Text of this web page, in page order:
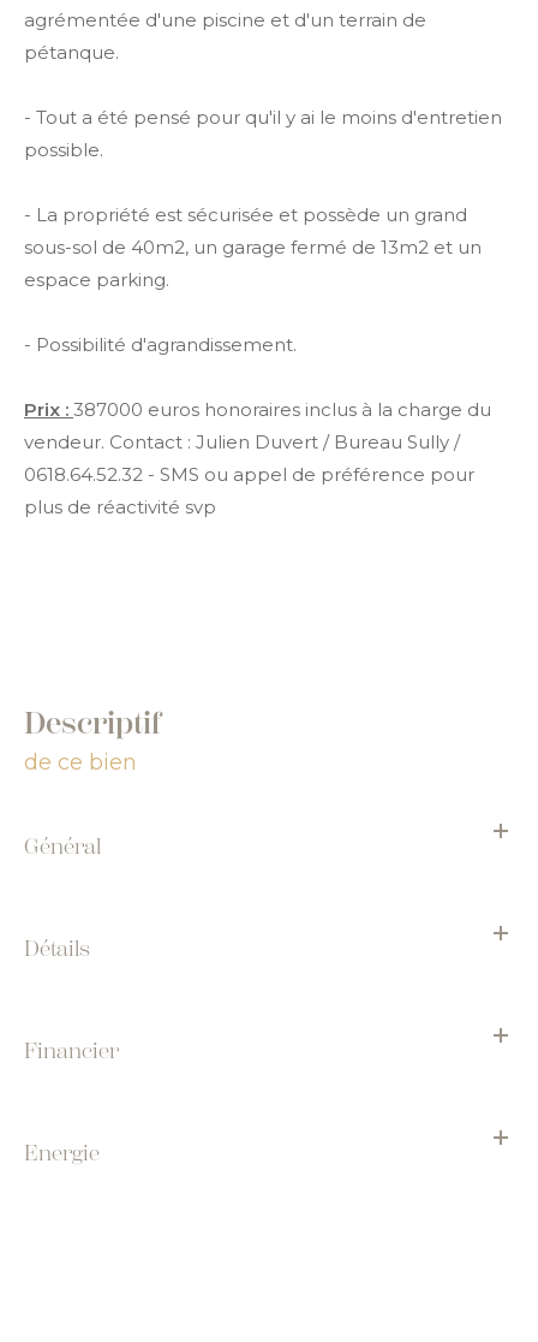
agrémentée d'une piscine et d'un terrain de
pétanque.
- Tout a été pensé pour qu'il y ai le moins d'entretien
possible.
- La propriété est sécurisée et possède un grand
sous-sol de 40m2, un garage fermé de 13m2 et un
espace parking.
- Possibilité d'agrandissement.
Prix : 387000 euros honoraires inclus à la charge du
vendeur. Contact : Julien Duvert / Bureau Sully /
0618.64.52.32 - SMS ou appel de préférence pour
plus de réactivité svp
descriptif
de ce bien
Général
Détails
Financier
Energie